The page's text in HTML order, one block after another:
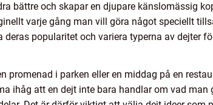
bättre och skapar en djupare känslomässig
varje gång man vill göra något speciellt
deras popularitet och variera typerna av dejter
promenad i parken eller en middag på en
ihåg att en dejt inte bara handlar om vad man